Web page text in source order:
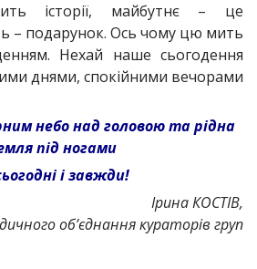
історії, майбутнє – це
– подарунок. Ось чому цю мить
Нехай наше сьогодення
днями, спокійними вечорами
небо над головою та рідна
під ногами
і завжди!
Ірина КОСТІВ,
об’єднання кураторів груп